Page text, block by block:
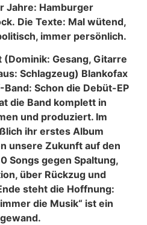
Jahre: Hamburger
Die Texte: Mal wütend,
immer persönlich.
Gesang, Gitarre
Schlagzeug) Blankofax
Schon die Debüt-EP
die Band komplett in
und produziert. Im
ihr erstes Album
unsere Zukunft auf den
Songs gegen Spaltung,
über Rückzug und
steht die Hoffnung:
die Musik“ ist ein